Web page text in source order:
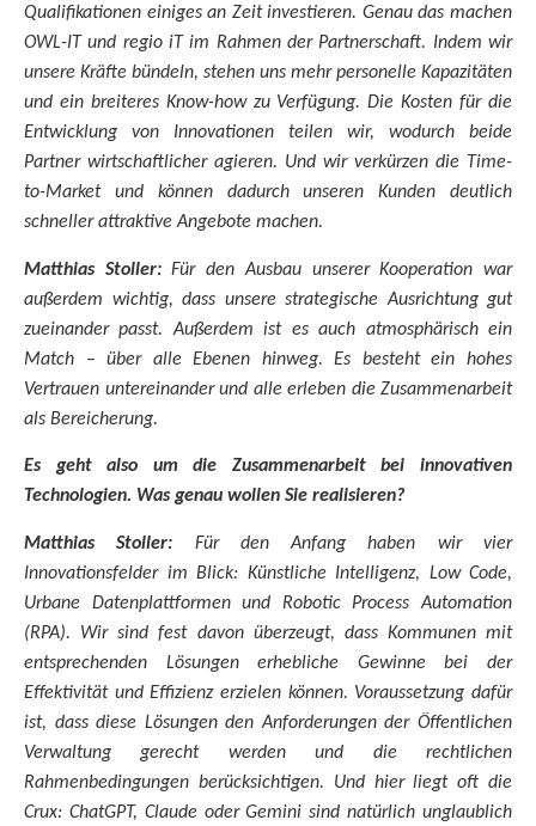
Qualifikationen einiges an Zeit investieren. Genau das machen
OWL-IT und regio iT im Rahmen der Partnerschaft. Indem wir
unsere Kräfte bündeln, stehen uns mehr personelle Kapazitäten
und ein breiteres Know-how zu Verfügung. Die Kosten für die
Entwicklung von Innovationen teilen wir, wodurch beide
Partner wirtschaftlicher agieren. Und wir verkürzen die Time-
to-Market und können dadurch unseren Kunden deutlich
schneller attraktive Angebote machen.
Matthias Stoller:Für den Ausbau unserer Kooperation war
außerdem wichtig, dass unsere strategische Ausrichtung gut
zueinander passt. Außerdem ist es auch atmosphärisch ein
Match – über alle Ebenen hinweg. Es besteht ein hohes
Vertrauen untereinander und alle erleben die Zusammenarbeit
als Bereicherung.
Es geht also um die Zusammenarbeit bei innovativen
Technologien. Was genau wollen Sie realisieren?
Matthias Stoller: Für den Anfang haben wir vier
Innovationsfelder im Blick: Künstliche Intelligenz, Low Code,
Urbane Datenplattformen und Robotic Process Automation
(RPA). Wir sind fest davon überzeugt, dass Kommunen mit
entsprechenden Lösungen erhebliche Gewinne bei der
Effektivität und Effizienz erzielen können. Voraussetzung dafür
ist, dass diese Lösungen den Anforderungen der Öffentlichen
Verwaltung gerecht werden und die rechtlichen
Rahmenbedingungen berücksichtigen. Und hier liegt oft die
Crux: ChatGPT, Claude oder Gemini sind natürlich unglaublich